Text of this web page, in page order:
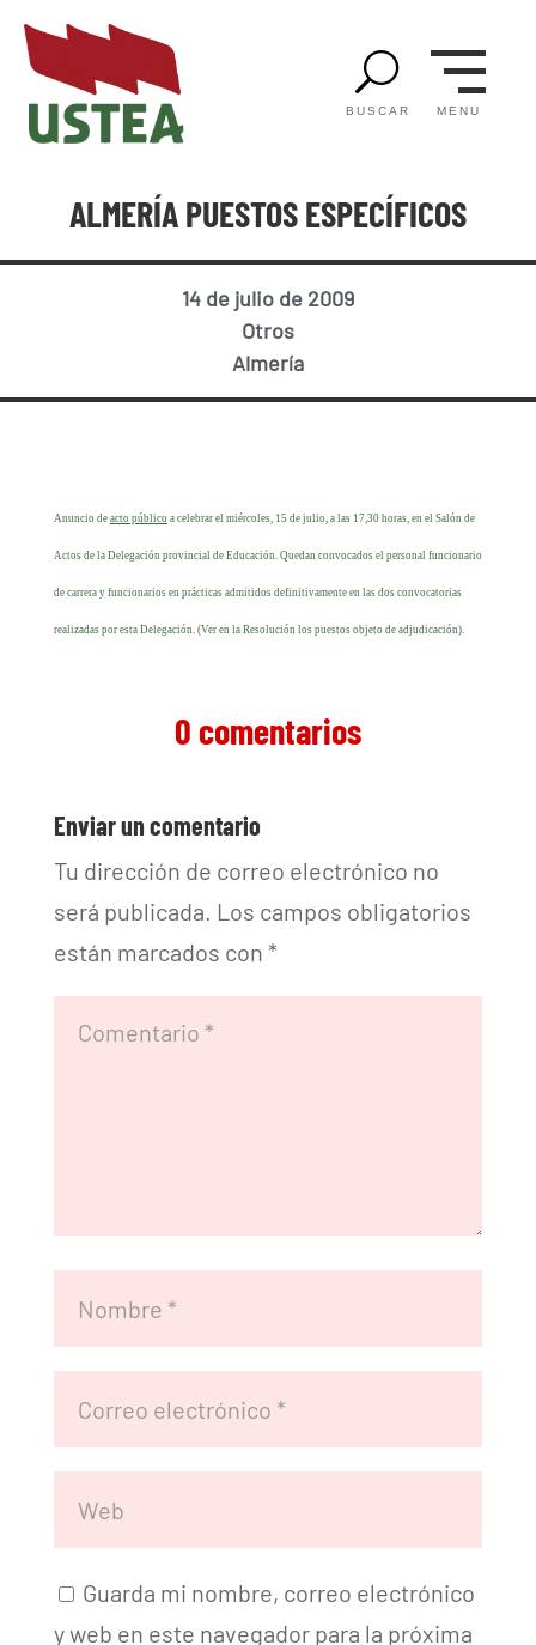
U
BUSCAR MENU
ALMERÍA PUESTOS ESPECÍFICOS
14 de julio de 2009
Otros
Almería
Anuncio de acto públicoa celebrar el miércoles, 15 de julio, a las 17,30 horas, en el Salón de
Actos de la Delegación provincial de Educación. Quedan convocados el personal funcionario
de carrera y funcionarios en prácticas admitidos definitivamente en las dos convocatorias
realizadas por esta Delegación. (Ver en la Resolución los puestos objeto de adjudicación).
0 comentarios
Enviar un comentario
Tu dirección de correo electrónico no
será publicada. Los campos obligatorios
están marcados con *
Guarda mi nombre, correo electrónico
y web en este navegador para la próxima